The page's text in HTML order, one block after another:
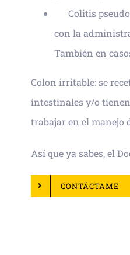
Colitis
con la
También en
Colon irritable: se
intestinales y/o
trabajar en el manejo
Así que ya sabes, el
CONTÁCTAME